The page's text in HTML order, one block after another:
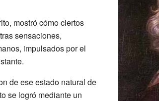
mostró cómo ciertos
sensaciones,
impulsados por el
de ese estado natural de
se logró mediante un